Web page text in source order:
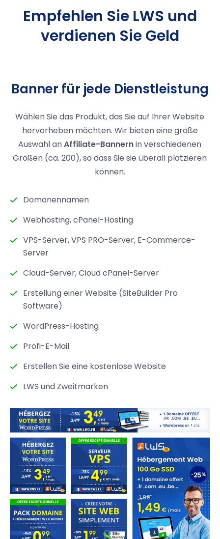
Empfehlen Sie LWS und
verdienen Sie Geld
Banner für jede Dienstleistung
Wählen Sie das Produkt, das Sie auf Ihrer Website
hervorheben möchten. Wir bieten eine große
Auswahl anAffiliate-Bannernin verschiedenen
Größen (ca. 200), so dass Sie sie überall platzieren
können.
Domänennamen
Webhosting, cPanel-Hosting
VPS-Server, VPS PRO-Server, E-Commerce-
Server
Cloud-Server, Cloud cPanel-Server
Erstellung einer Website (SiteBuilder Pro
Software)
WordPress-Hosting
Profi-E-Mail
Erstellen Sie eine kostenlose Website
LWS und Zweitmarken